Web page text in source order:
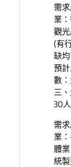
需
業
觀
(有
缺
預
數
三
30人
需
業
體
統